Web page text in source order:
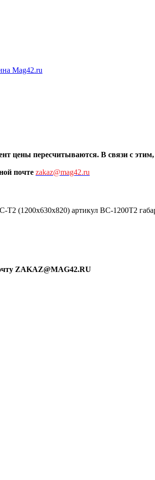
цены пересчитываются. В связи с
почте zakaz@mag42.ru
(1200x630x820) артикул ВС-1200Т2
ZAKAZ@MAG42.RU